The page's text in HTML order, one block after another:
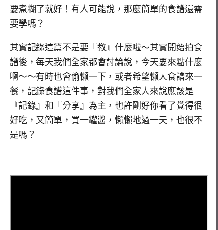
要煮糊了就好！有人可能說，那麼簡單的食譜還需
要學嗎？
其實記錄這篇不是要『教』什麼啦～其實開始拍食
譜後，每天我們全家都會討論說，今天要來點什麼
啊～～有時也會偷懶一下，或者希望懶人食譜來一
餐，記錄食譜這件事，對我們全家人來說應該是
『記錄』和『分享』為主，也許剛好你看了覺得很
好吃，又簡單，買一罐醬，懶懶地過一天，也很不
是嗎？